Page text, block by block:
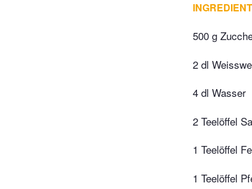
500 g
2 dl
4 dl Wasser
2 Teelöffel
1 Teelöffel
1 Teelöffel